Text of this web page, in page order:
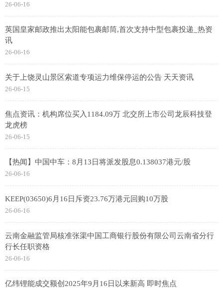
26-06-16
英国皇家邮政推出太阳能包裹邮筒,首次支持中型包裹投递_热资
讯
26-06-16
关于上饶灵山景区索道专项运力维保停运的公告 天天资讯
26-06-15
焦点资讯：机构席位买入1184.09万 北交所上市公司龙辰科技登
龙虎榜
26-06-15
【热闻】中国中车：8月13日将派发股息0.138037港元/股
26-06-16
KEEP(03650)6月16日斥资23.76万港元回购10万股
26-06-16
云南金融监管局核准张渠中国工商银行股份有限公司云南省分行
行长任职资格
26-06-16
亿纬锂能成交额创2025年9月16日以来新高 即时焦点